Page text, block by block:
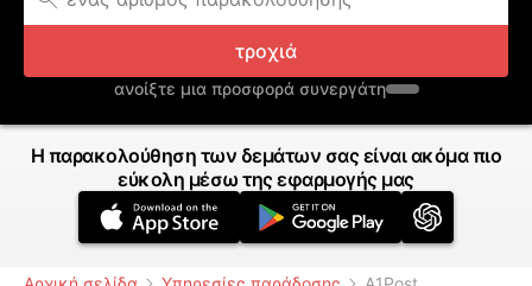
τροχιά
ανοίξτε μια προσφορά συνεργάτη
Η παρακολούθηση των δεμάτων σας είναι ακόμα πιο
εύκολη μέσω της εφαρμογής μας